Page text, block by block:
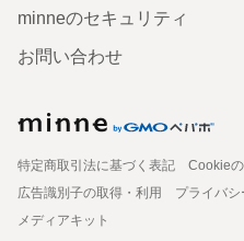
minneのセキュリティ
お問い合わせ
特定商取引法に基づく表記
Cookie
広告識別子の取得・利用
プライバ
メディアキット